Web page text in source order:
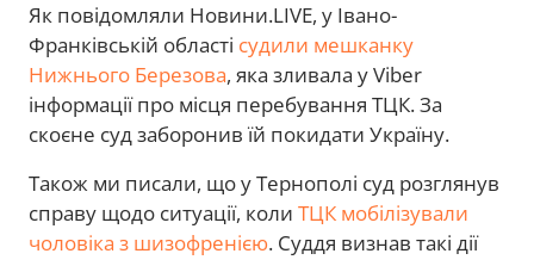
Як повідомляли Новини.LIVE, у Івано-
Франківській області судили мешканку
Нижнього Березова, яка зливала у Viber
інформації про місця перебування ТЦК. За
скоєне суд заборонив їй покидати Україну.
Також ми писали, що у Тернополі суд розглянув
справу щодо ситуації, коли ТЦК мобілізували
чоловіка з шизофренією. Суддя визнав такі дії